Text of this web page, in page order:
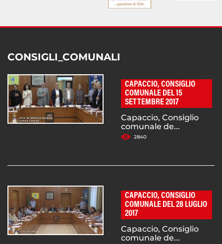
CONSIGLI_COMUNALI
CAPACCIO, CONSIGLIO
COMUNALE DEL 15
SETTEMBRE 2017
Capaccio, Consiglio
comunale de...
2840
CAPACCIO, CONSIGLIO
COMUNALE DEL 28 LUGLIO
2017
Capaccio, Consiglio
comunale de...